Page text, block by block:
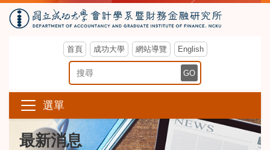
首頁 成功大學 網站導覽 English
搜尋關鍵字 GO
選單
最新消息